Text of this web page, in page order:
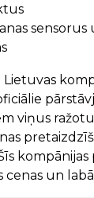
Lietuvas
viņus
cenas un
sensorus